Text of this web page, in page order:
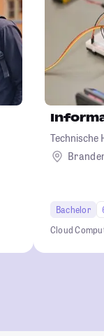
Technische
Bachelor
Cloud